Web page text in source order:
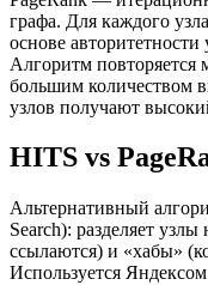
графа. Для каждого
основе
Алгоритм повторяется
большим количеством
узлов получают
HITS vs
Альтернативный
Search): разделяет
ссылаются) и «хабы»
Используется